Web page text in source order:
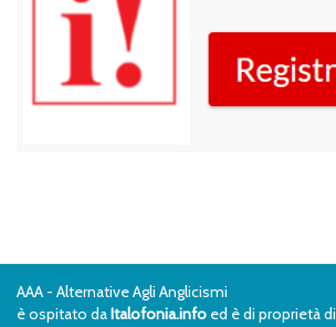
AAA - Alternative Agli Anglicismi
è ospitato daItalofonia.info ed è di proprietà di